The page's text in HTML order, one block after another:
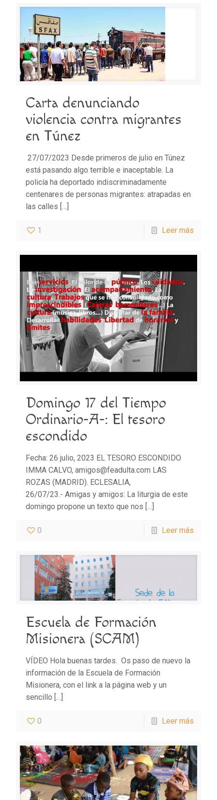
Carta denunciando
violencia contra migrantes
en Túnez
27/07/2023 Desde primeros de julio en Túnez
está pasando algo terrible e inaceptable. La
policía ha deportado indiscriminadamente
centenares de personas migrantes: atrapadas en
las calles […]
1 Leer más
Domingo 17 del Tiempo
Ordinario-A-: El tesoro
escondido
Fecha: 26 julio, 2023 EL TESORO ESCONDIDO
IMMA CALVO, amigos@feadulta.com LAS
ROZAS (MADRID). ECLESALIA,
26/07/23.- Amigas y amigos: La liturgia de este
domingo propone un texto que nos […]
0 Leer más
Escuela de Formación
Misionera (SCAM)
VÍDEO Hola buenas tardes. Os paso de nuevo la
información de la Escuela de Formación
Misionera, con el link a la página web y un
sencillo […]
0 Leer más